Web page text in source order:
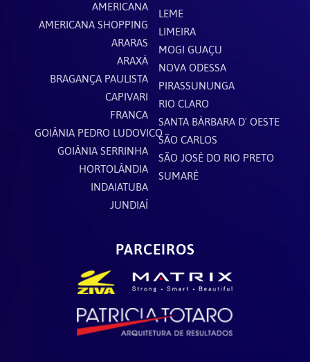
AMERICANA
AMERICANA SHOPPING
ARARAS
ARAXÁ
BRAGANÇA PAULISTA
CAPIVARI
FRANCA
GOIÂNIA PEDRO LUDOVICO
GOIÂNIA SERRINHA
HORTOLÂNDIA
INDAIATUBA
JUNDIAÍ
LEME
LIMEIRA
MOGI GUAÇU
NOVA ODESSA
PIRASSUNUNGA
RIO CLARO
SANTA BÁRBARA D' OESTE
SÃO CARLOS
SÃO JOSÉ DO RIO PRETO
SUMARÉ
PARCEIROS